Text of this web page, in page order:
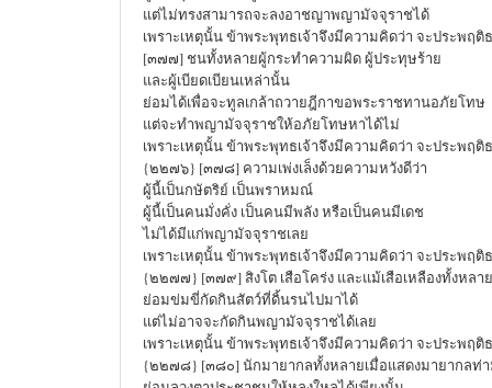
แต่ไม่ทรงสามารถจะลงอาชญาพญามัจจุราชได้
เพราะเหตุนั้น ข้าพระพุทธเจ้าจึงมีความคิดว่า จะประพฤติ
[๓๗๗] ชนทั้งหลายผู้กระทำความผิด ผู้ประทุษร้าย
และผู้เบียดเบียนเหล่านั้น
ย่อมได้เพื่อจะทูลเกล้าถวายฎีกาขอพระราชทานอภัยโทษ
แต่จะทำพญามัจจุราชให้อภัยโทษหาได้ไม่
เพราะเหตุนั้น ข้าพระพุทธเจ้าจึงมีความคิดว่า จะประพฤติ
{๒๒๗๖} [๓๗๘] ความเพ่งเล็งด้วยความหวังดีว่า
ผู้นี้เป็นกษัตริย์ เป็นพราหมณ์
ผู้นี้เป็นคนมั่งคั่ง เป็นคนมีพลัง หรือเป็นคนมีเดช
ไม่ได้มีแก่พญามัจจุราชเลย
เพราะเหตุนั้น ข้าพระพุทธเจ้าจึงมีความคิดว่า จะประพฤติ
{๒๒๗๗} [๓๗๙] สิงโต เสือโคร่ง และแม้เสือเหลืองทั้งหลาย
ย่อมข่มขี่กัดกินสัตว์ที่ดิ้นรนไปมาได้
แต่ไม่อาจจะกัดกินพญามัจจุราชได้เลย
เพราะเหตุนั้น ข้าพระพุทธเจ้าจึงมีความคิดว่า จะประพฤติ
{๒๒๗๘} [๓๘๐] นักมายากลทั้งหลายเมื่อแสดงมายากลท่